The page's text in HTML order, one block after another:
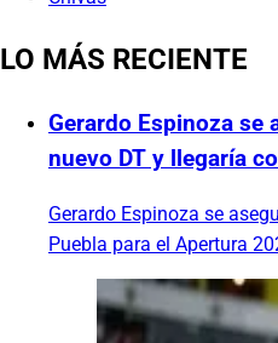
LO MÁS RECIENTE
Gerardo Espinoza se
nuevo DT y llegaría
Gerardo Espinoza se
Puebla para el Apertura